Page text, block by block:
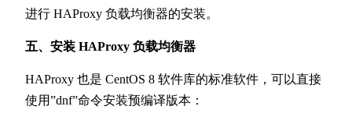
进行 HAProxy 负载均衡器的安装。
五、安装 HAProxy 负载均衡器
HAProxy 也是 CentOS 8 软件库的标准软件，可以直接
使用”dnf”命令安装预编译版本：